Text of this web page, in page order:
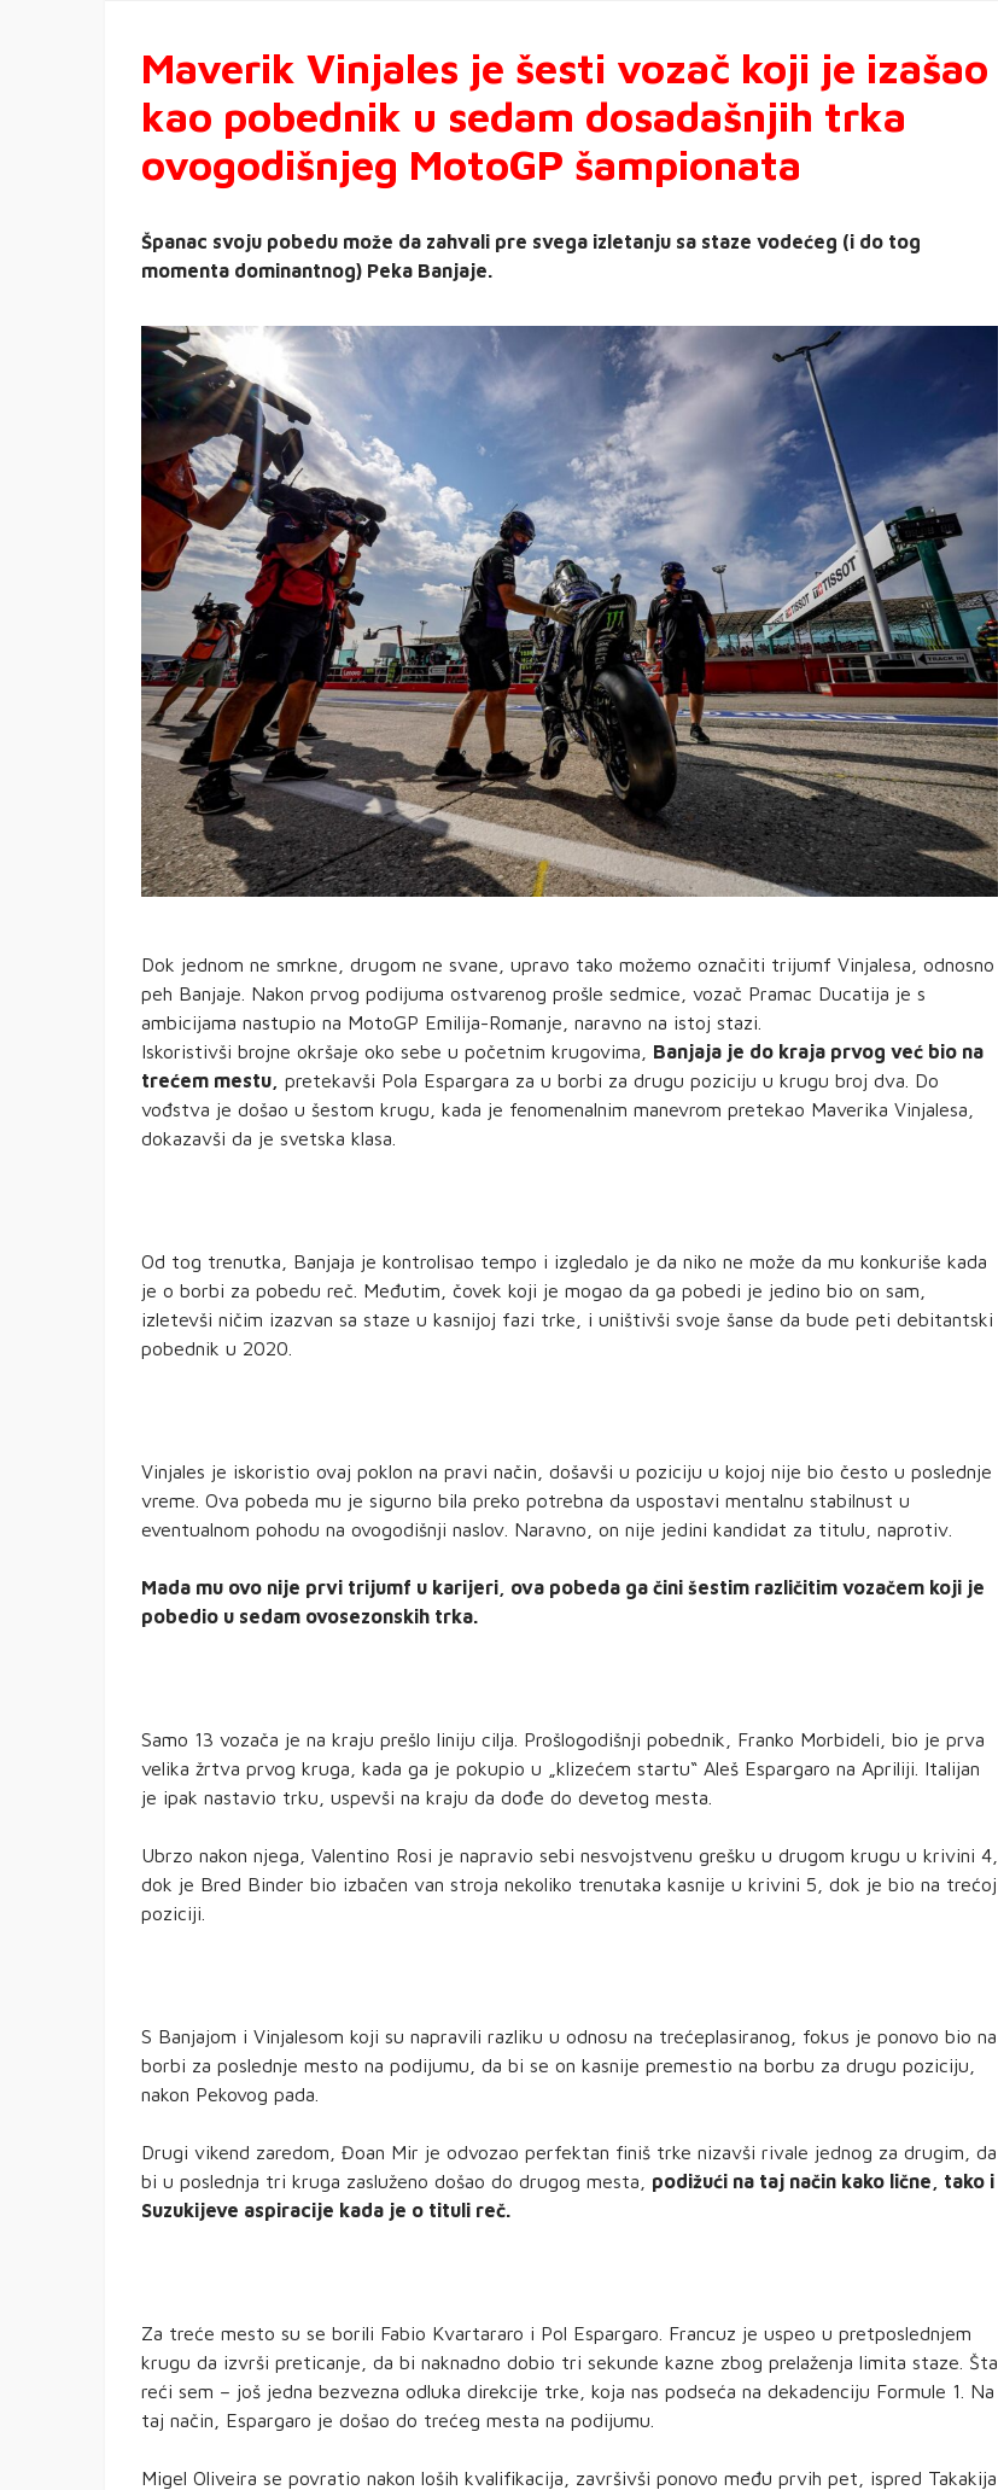
Maverik Vinjales je šesti vozač koji je izašao
kao pobednik u sedam dosadašnjih trka
ovogodišnjeg MotoGP šampionata
Španac svoju pobedu može da zahvali pre svega izletanju sa staze vodećeg (i do tog
momenta dominantnog) Peka Banjaje.
Dok jednom ne smrkne, drugom ne svane, upravo tako možemo označiti trijumf Vinjalesa, odnosno
peh Banjaje. Nakon prvog podijuma ostvarenog prošle sedmice, vozač Pramac Ducatija je s
ambicijama nastupio na MotoGP Emilija-Romanje, naravno na istoj stazi.
Iskoristivši brojne okršaje oko sebe u početnim krugovima, Banjaja je do kraja prvog već bio na
trećem mestu,
pretekavši Pola Espargara za u borbi za drugu poziciju u krugu broj dva. Do
vođstva je došao u šestom krugu, kada je fenomenalnim manevrom pretekao Maverika Vinjalesa,
dokazavši da je svetska klasa.
Od tog trenutka, Banjaja je kontrolisao tempo i izgledalo je da niko ne može da mu konkuriše kada
je o borbi za pobedu reč. Međutim, čovek koji je mogao da ga pobedi je jedino bio on sam,
izletevši ničim izazvan sa staze u kasnijoj fazi trke, i uništivši svoje šanse da bude peti debitantski
pobednik u 2020.
Vinjales je iskoristio ovaj poklon na pravi način, došavši u poziciju u kojoj nije bio često u poslednje
vreme. Ova pobeda mu je sigurno bila preko potrebna da uspostavi mentalnu stabilnust u
eventualnom pohodu na ovogodišnji naslov. Naravno, on nije jedini kandidat za titulu, naprotiv.
Mada mu ovo nije prvi trijumf u karijeri, ova pobeda ga čini šestim različitim vozačem koji je
pobedio u sedam ovosezonskih trka.
Samo 13 vozača je na kraju prešlo liniju cilja. Prošlogodišnji pobednik, Franko Morbideli, bio je prva
velika žrtva prvog kruga, kada ga je pokupio u „klizećem startu“ Aleš Espargaro na Apriliji. Italijan
je ipak nastavio trku, uspevši na kraju da dođe do devetog mesta.
Ubrzo nakon njega, Valentino Rosi je napravio sebi nesvojstvenu grešku u drugom krugu u krivini 4,
dok je Bred Binder bio izbačen van stroja nekoliko trenutaka kasnije u krivini 5, dok je bio na trećoj
poziciji.
S Banjajom i Vinjalesom koji su napravili razliku u odnosu na trećeplasiranog, fokus je ponovo bio na
borbi za poslednje mesto na podijumu, da bi se on kasnije premestio na borbu za drugu poziciju,
nakon Pekovog pada.
Drugi vikend zaredom, Đoan Mir je odvozao perfektan finiš trke nizavši rivale jednog za drugim, da
bi u poslednja tri kruga zasluženo došao do drugog mesta, podižući na taj način kako lične, tako i
Suzukijeve aspiracije kada je o tituli reč.
Za treće mesto su se borili Fabio Kvartararo i Pol Espargaro. Francuz je uspeo u pretposlednjem
krugu da izvrši preticanje, da bi naknadno dobio tri sekunde kazne zbog prelaženja limita staze. Šta
reći sem – još jedna bezvezna odluka direkcije trke, koja nas podseća na dekadenciju Formule 1. Na
taj način, Espargaro je došao do trećeg mesta na podijumu.
Migel Oliveira se povratio nakon loših kvalifikacija, završivši ponovo među prvih pet, ispred Takakija